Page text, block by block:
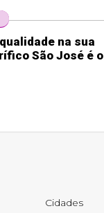
na sua
São José é o
Cidades